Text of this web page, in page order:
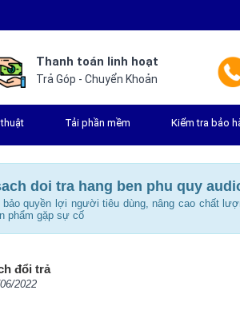
Thanh toán linh hoạt
Trả Góp - Chuyển Khoản
Tải phần mềm Kiểm tra bảo
doi tra hang ben phu quy
bảo quyền lợi người tiêu dùng, nâng cao chất
phẩm gặp sự cố
đổi trả
2022